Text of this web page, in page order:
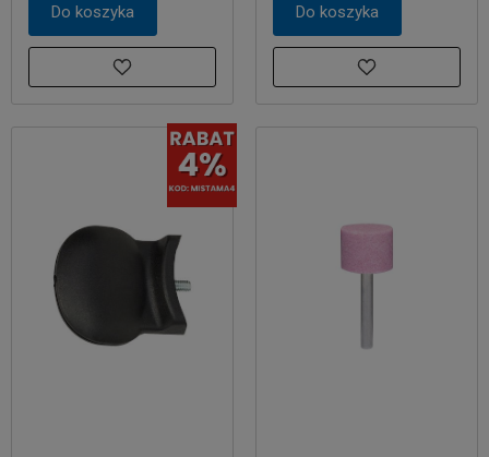
Do koszyka Do koszyka